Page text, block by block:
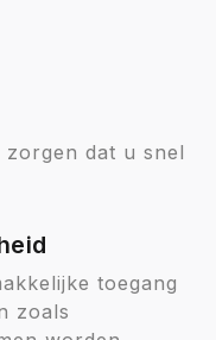
dat u snel
toegang
zoals